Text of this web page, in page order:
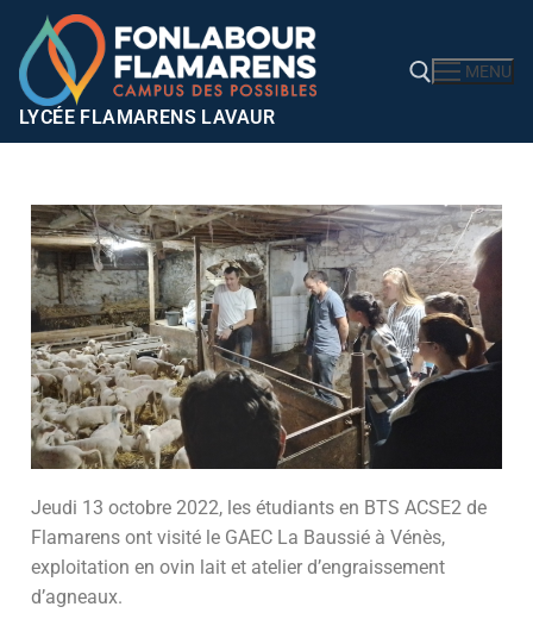
LYCÉE FLAMARENS LAVAUR
MENU
Jeudi 13 octobre 2022, les étudiants en BTS ACSE2 de
Flamarens ont visité le GAEC La Baussié à Vénès,
exploitation en ovin lait et atelier d’engraissement
d’agneaux.